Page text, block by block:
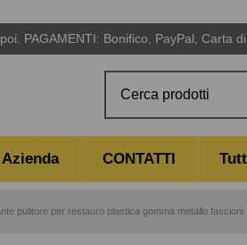
PAGAMENTI: Bonifico, PayPal, Carta di
Azienda CONTATTI
pulitore per restauro plastica gomma metallo fascioni